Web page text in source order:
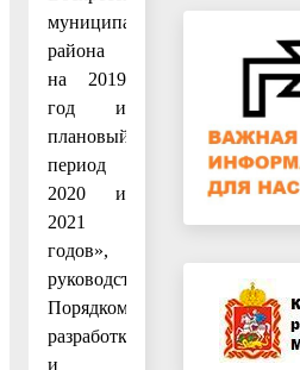
муниципального
района
на 2019
год и
плановый
период
2020 и
2021
годов»,
руководствуясь
Порядком
разработки
и